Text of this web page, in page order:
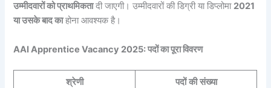
उम्मीदवारों को प्राथमिकतादी जाएगी। उम्मीदवारों की डिग्री या डिप्लोमा 2021
या उसके बाद काहोना आवश्यक है।
AAI Apprentice Vacancy 2025: पदों का पूरा विवरण
श्रेणी पदों की संख्या